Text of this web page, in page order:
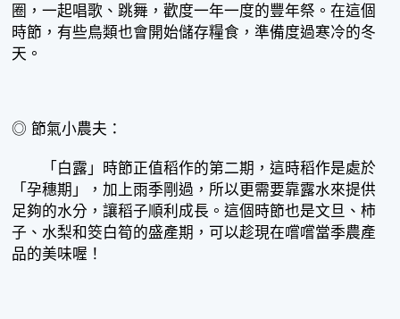
圈，一起唱歌、跳舞，歡度一年一度的豐年祭。在這個
時節，有些鳥類也會開始儲存糧食，準備度過寒冷的冬
天。
◎ 節氣小農夫：
「白露」時節正值稻作的第二期，這時稻作是處於
「孕穗期」，加上雨季剛過，所以更需要靠露水來提供
足夠的水分，讓稻子順利成長。這個時節也是文旦、柿
子、水梨和筊白筍的盛產期，可以趁現在嚐嚐當季農產
品的美味喔！